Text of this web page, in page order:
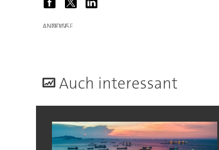
ANZEIGE
Auch interessant